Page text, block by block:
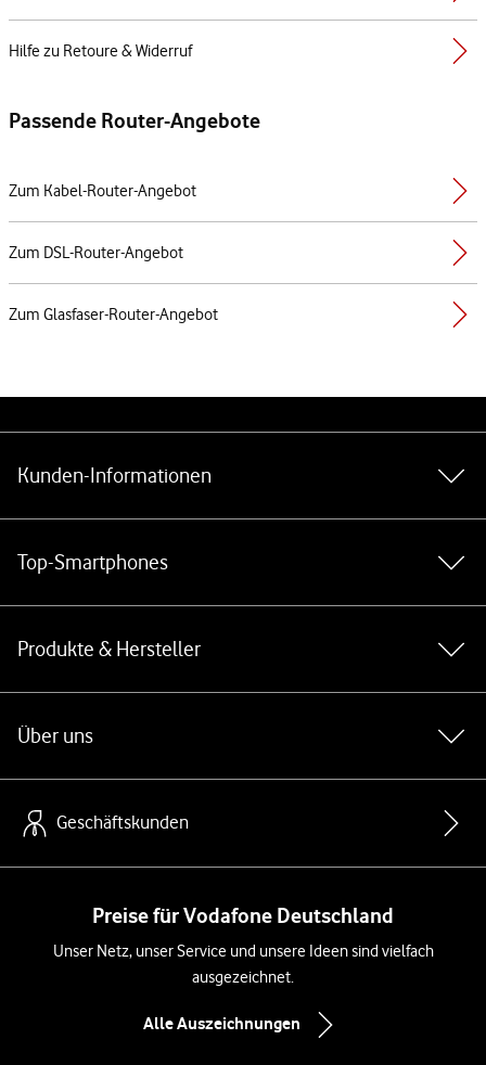
Hilfe zu Retoure & Widerruf
Passende Router-Angebote
Zum Kabel-Router-Angebot
Zum DSL-Router-Angebot
Zum Glasfaser-Router-Angebot
Kunden-Informationen
Top-Smartphones
Produkte & Hersteller
Über uns
Geschäftskunden
Preise für Vodafone Deutschland
Unser Netz, unser Service und unsere Ideen sind vielfach
ausgezeichnet.
Alle Auszeichnungen